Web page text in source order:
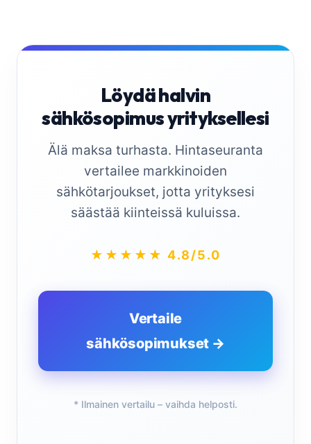
Löydä halvin
sähkösopimus yrityksellesi
Älä maksa turhasta. Hintaseuranta
vertailee markkinoiden
sähkötarjoukset, jotta yrityksesi
säästää kiinteissä kuluissa.
★★★★★ 4.8/5.0
Vertaile
sähkösopimukset →
* Ilmainen vertailu – vaihda helposti.